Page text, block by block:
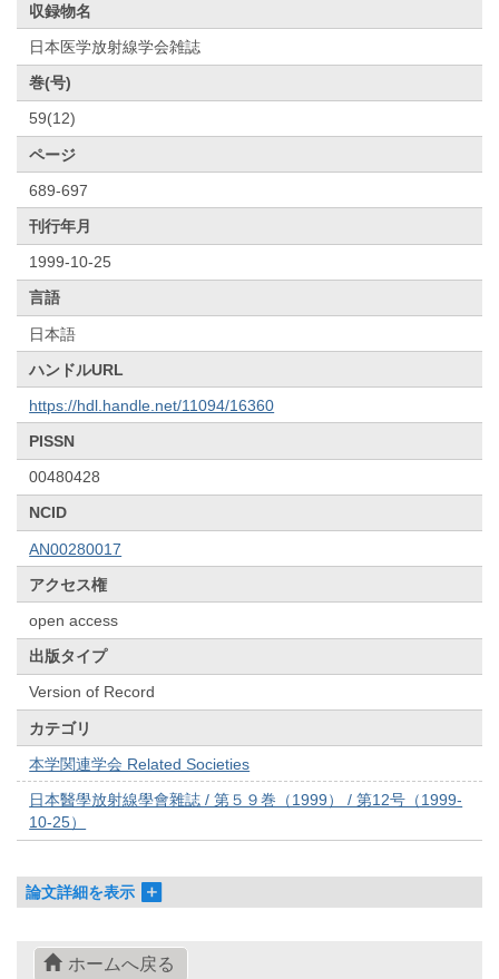
収録物名
日本医学放射線学会雑誌
巻(号)
59(12)
ページ
689-697
刊行年月
1999-10-25
言語
日本語
ハンドルURL
https://hdl.handle.net/11094/16360
PISSN
00480428
NCID
AN00280017
アクセス権
open access
出版タイプ
Version of Record
カテゴリ
本学関連学会 Related Societies
日本醫學放射線學會雜誌 / 第５９巻（1999） / 第12号（1999-
10-25）
論文詳細を表示
ホームへ戻る